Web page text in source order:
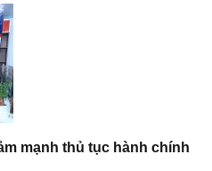
mạnh thủ tục hành chính